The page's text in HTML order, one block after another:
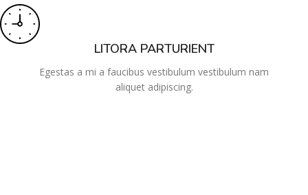
LITORA PARTURIENT
Egestas a mi a faucibus vestibulum vestibulum nam
aliquet adipiscing.